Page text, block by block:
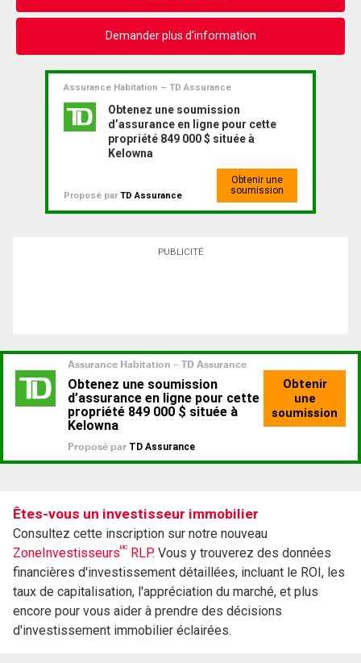
Demander plus d'information
Assurance Habitation – TD Assurance
Obtenez une soumission
d’assurance en ligne pour cette
propriété 849 000 $ située à
Kelowna
Proposé parTD Assurance
Obtenir une
soumission
PUBLICITÉ
Êtes-vous un investisseur immobilier
Consultez cette inscription sur notre nouveau
ZoneInvestisseursMC RLP. Vous y trouverez des données
financières d'investissement détaillées, incluant le ROI, les
taux de capitalisation, l'appréciation du marché, et plus
encore pour vous aider à prendre des décisions
d'investissement immobilier éclairées.